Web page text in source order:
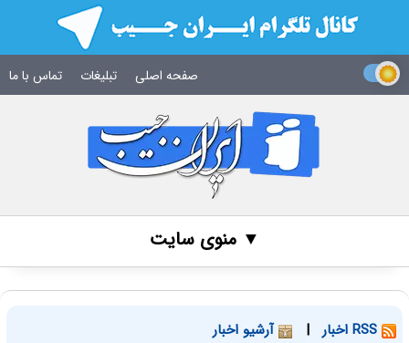
صفحه اصلی تبلیغات تماس با ما
▼ منوی سایت
| آرشیو اخبار